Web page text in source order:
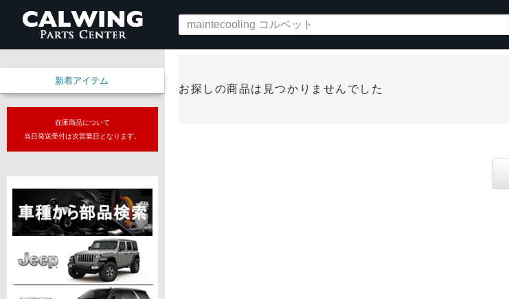
新着アイテム
在庫商品について
当日発送受付は次営業日となります。
お探しの商品は見つかりませんでした